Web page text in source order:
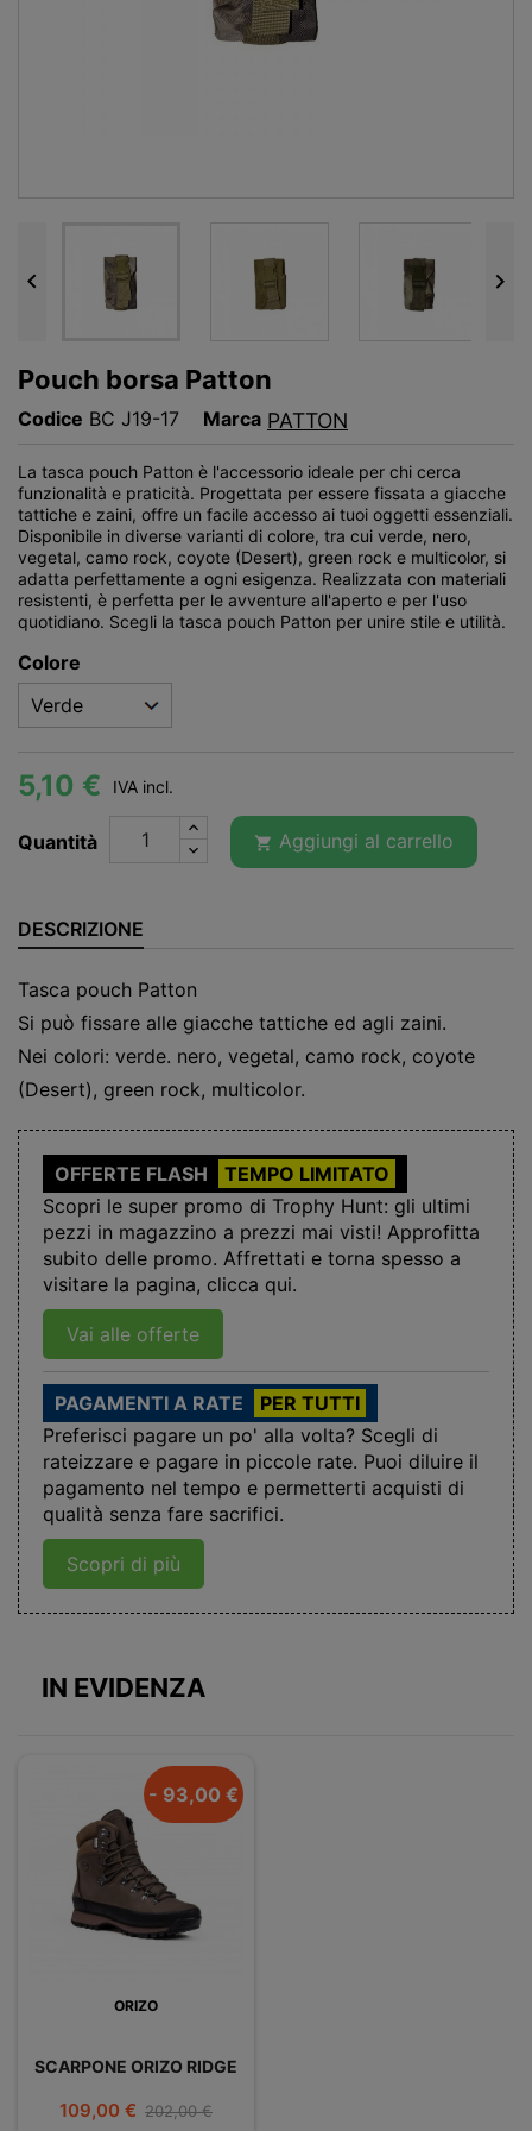
 
Pouch borsa Patton
Codice BC J19-17 Marca PATTON
La tasca pouch Patton è l'accessorio ideale per chi cerca
funzionalità e praticità. Progettata per essere fissata a giacche
tattiche e zaini, offre un facile accesso ai tuoi oggetti essenziali.
Disponibile in diverse varianti di colore, tra cui verde, nero,
vegetal, camo rock, coyote (Desert), green rock e multicolor, si
adatta perfettamente a ogni esigenza. Realizzata con materiali
resistenti, è perfetta per le avventure all'aperto e per l'uso
quotidiano. Scegli la tasca pouch Patton per unire stile e utilità.
Colore
5,10 € IVA incl.
Quantità  Aggiungi al carrello
DESCRIZIONE
Tasca pouch Patton
Si può fissare alle giacche tattiche ed agli zaini.
Nei colori: verde. nero, vegetal, camo rock, coyote
(Desert), green rock, multicolor.
OFFERTE FLASH
TEMPO LIMITATO
Scopri le super promo di Trophy Hunt: gli ultimi
pezzi in magazzino a prezzi mai visti! Approfitta
subito delle promo. Affrettati e torna spesso a
visitare la pagina, clicca qui.
Vai alle offerte
PAGAMENTI A RATE
PER TUTTI
Preferisci pagare un po' alla volta? Scegli di
rateizzare e pagare in piccole rate. Puoi diluire il
pagamento nel tempo e permetterti acquisti di
qualità senza fare sacrifici.
Scopri di più
IN EVIDENZA
- 93,00 €
ORIZO
SCARPONE ORIZO RIDGE
Prezzo
109,00 € Prezzo
202,00 €